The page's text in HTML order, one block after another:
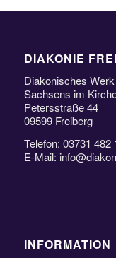
DIAKONIE
Diakonisches
Sachsens im
Petersstraße 44
09599 Freiberg
Telefon: 03731 482
E-Mail:
INFORMATION